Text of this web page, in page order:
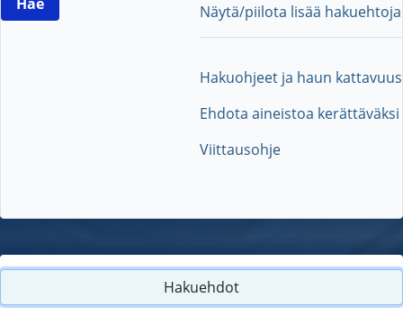
Näytä/piilota lisää hakuehtoja
Hakuohjeet ja haun kattavuus
Ehdota aineistoa kerättäväksi
Viittausohje
Hakuehdot